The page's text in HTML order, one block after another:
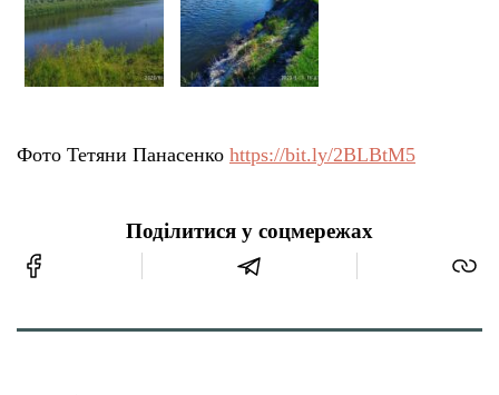
Рекламні прайси
Підтримати «місцевих»
Редакційна політика
Фото Тетяни Панасенко https://bit.ly/2BLBtM5
Поділитися у соцмережах